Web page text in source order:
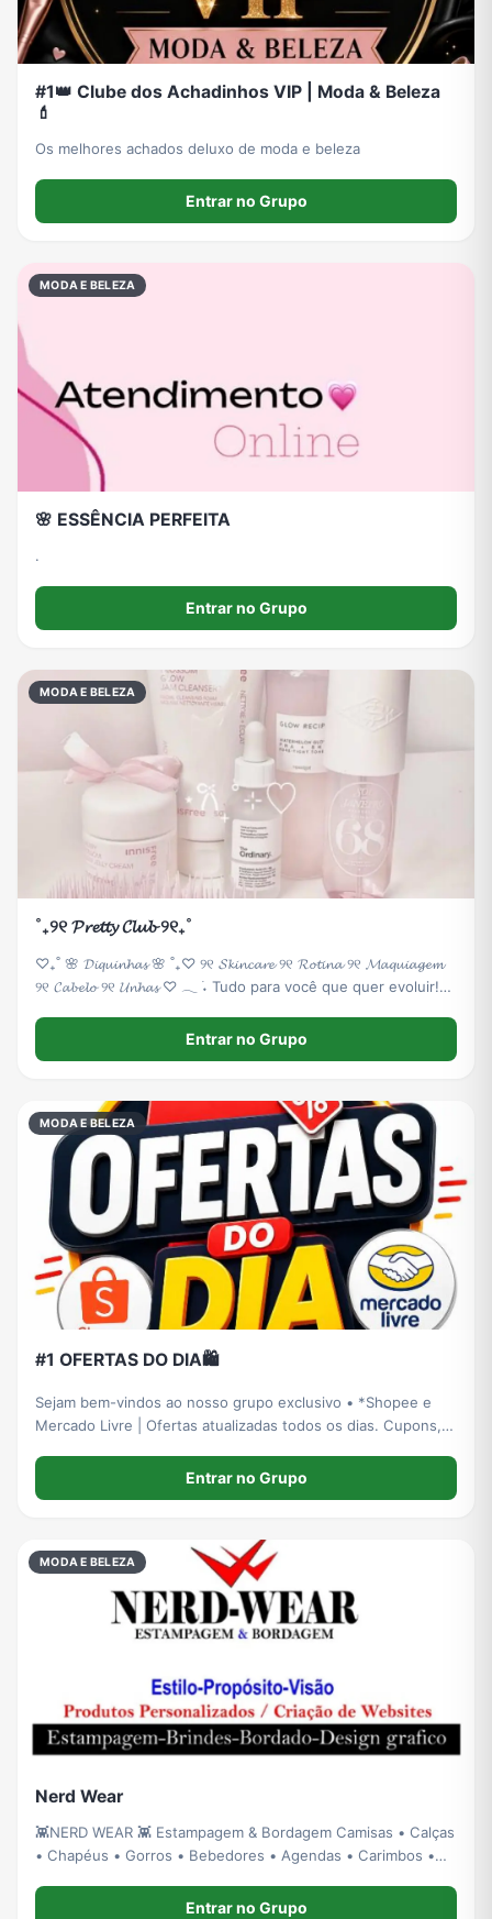
#1👑 Clube dos Achadinhos VIP | Moda & Beleza
💄
Os melhores achados deluxo de moda e beleza
Entrar no Grupo
MODA E BELEZA
🌸 ESSÊNCIA PERFEITA
.
Entrar no Grupo
MODA E BELEZA
˚₊୨୧ 𝓟𝓻𝓮𝓽𝓽𝔂 𝓒𝓵𝓾𝓫 ୨୧₊˚
♡₊˚ 🌸 𝓓𝓲𝓺𝓾𝓲𝓷𝓱𝓪𝓼 🌸 ˚₊♡ ୨୧ 𝓢𝓴𝓲𝓷𝓬𝓪𝓻𝓮 ୨୧ 𝓡𝓸𝓽𝓲𝓷𝓪 ୨୧ 𝓜𝓪𝓺𝓾𝓲𝓪𝓰𝓮𝓶
୨୧ 𝓒𝓪𝓫𝓮𝓵𝓸 ୨୧ 𝓤𝓷𝓱𝓪𝓼 ♡ 𓂃 ࣪˖ Tudo para você que quer evoluir!
Entrar no Grupo
MODA E BELEZA
#1 OFERTAS DO DIA🛍️
Sejam bem-vindos ao nosso grupo exclusivo • *Shopee e
Mercado Livre | Ofertas atualizadas todos os dias. Cupons,
compromisso é com você: Levar economia, qualidade e
oportunidades reais de compra todos o
Entrar no Grupo
MODA E BELEZA
Nerd Wear
👾NERD WEAR 👾 Estampagem & Bordagem Camisas • Calças
• Chapéus • Gorros • Bebedores • Agendas • Carimbos •
Entrar no Grupo